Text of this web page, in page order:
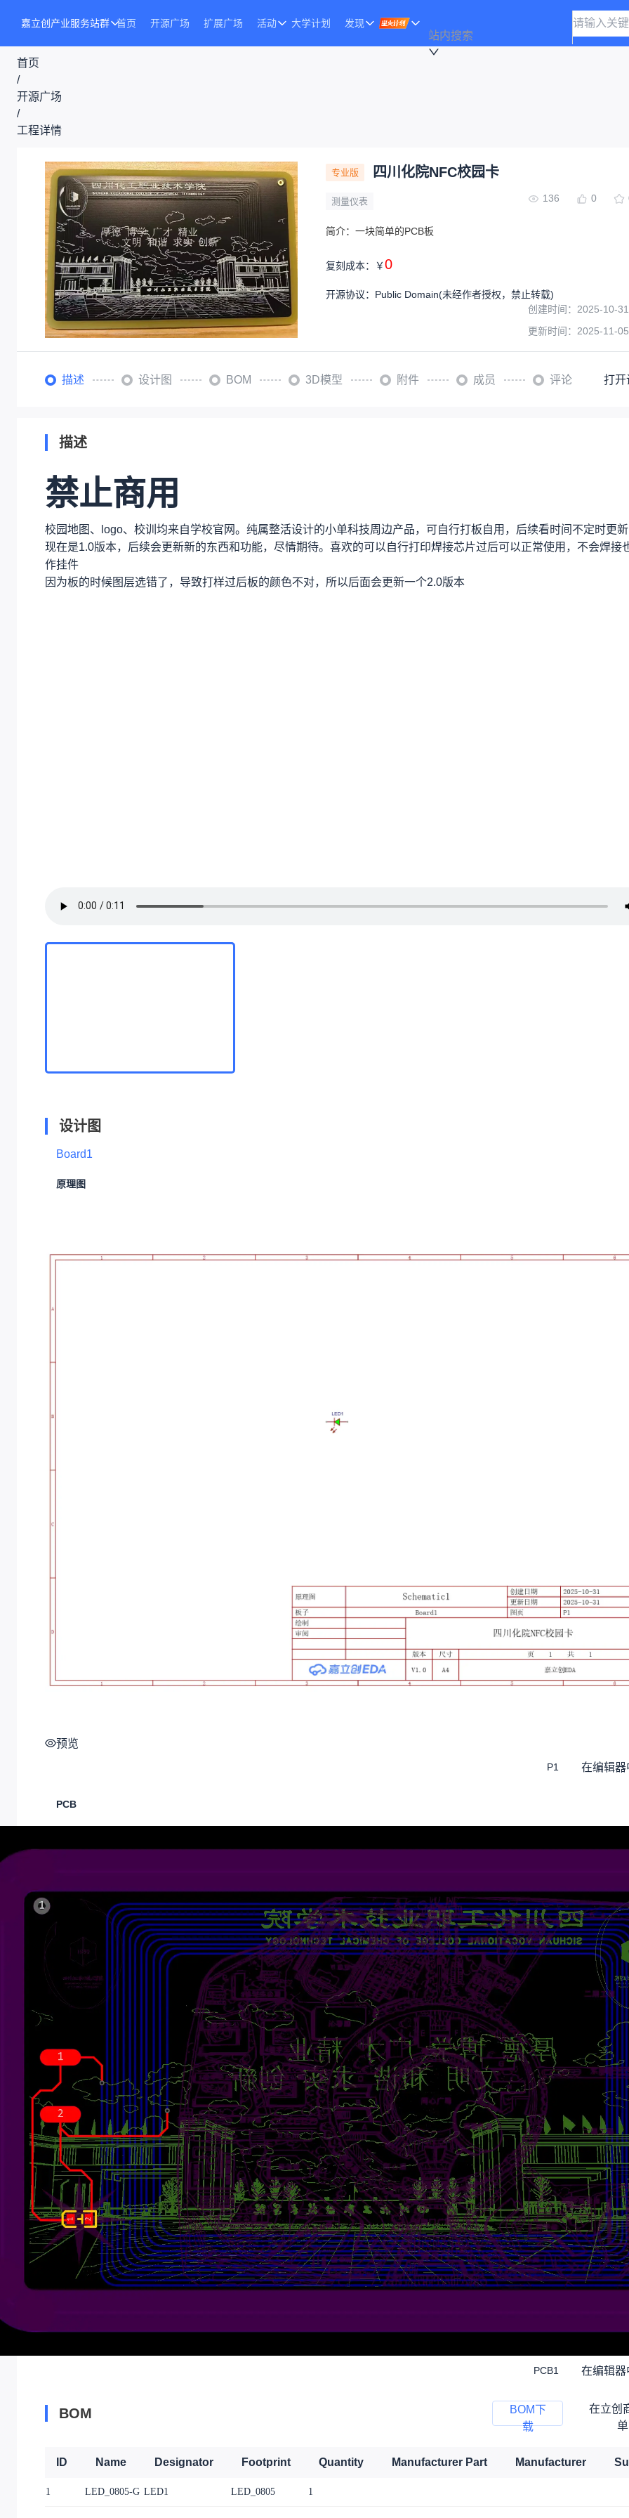
嘉立创产业服务站群 首页 开源广场 扩展广场 活动 大学计划 发现
站内搜索
首页
/
开源广场
/
工程详情
专业版 四川化院NFC校园卡
测量仪表 136 0
简介： 一块简单的PCB板
复刻成本： ￥0
开源协议： Public Domain(未经作者授权，禁止转载)
创建时间： 2025-10-
更新时间： 2025-11-
描述 设计图 BOM 3D模型 附件 成员 评论 打开
描述
禁止商用
校园地图、logo、校训均来自学校官网。纯属整活设计的小单科技周边产品，可自行打板自用，后续看时间不定时更
现在是1.0版本，后续会更新新的东西和功能，尽情期待。喜欢的可以自行打印焊接芯片过后可以正常使用，不会焊接
作挂件
因为板的时候图层选错了，导致打样过后板的颜色不对，所以后面会更新一个2.0版本
设计图
Board1
原理图
预览
P1 在编辑器
PCB
PCB1 在编辑器
BOM
BOM下
载
在立创
单
ID Name Designator Footprint Quantity Manufacturer Part Manufacturer
1 LED_0805-G LED1 LED_0805 1